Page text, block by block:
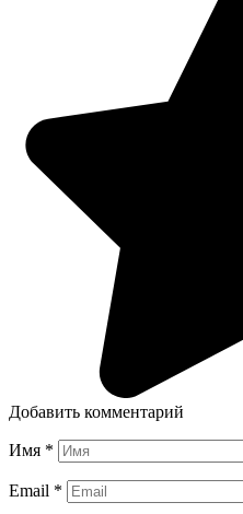
Добавить комментарий
Имя *
Email *